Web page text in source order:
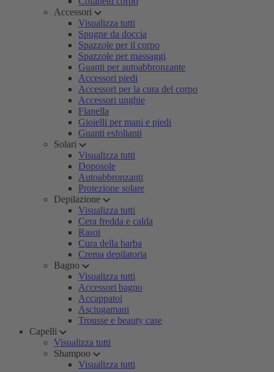
Accessori
Visualizza tutti
Spugne da doccia
Spazzole per il corpo
Spazzole per massaggi
Guanti per autoabbronzante
Accessori piedi
Accessori per la cura del corpo
Accessori unghie
Flanella
Gioielli per mani e piedi
Guanti esfolianti
Solari
Visualizza tutti
Doposole
Autoabbronzanti
Protezione solare
Depilazione
Visualizza tutti
Cera fredda e calda
Rasoi
Cura della barba
Crema depilatoria
Bagno
Visualizza tutti
Accessori bagno
Accappatoi
Asciugamani
Trousse e beauty case
Capelli
Visualizza tutti
Shampoo
Visualizza tutti